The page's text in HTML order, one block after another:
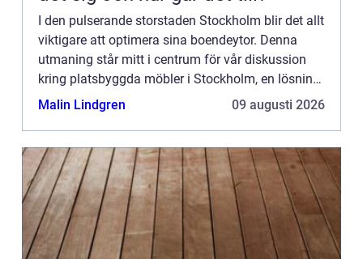
I den pulserande storstaden Stockholm blir det allt
viktigare att optimera sina boendeytor. Denna
utmaning står mitt i centrum för vår diskussion
kring platsbyggda möbler i Stockholm, en lösning
som kombinerar funktionalite...
Malin Lindgren 09 augusti 2026